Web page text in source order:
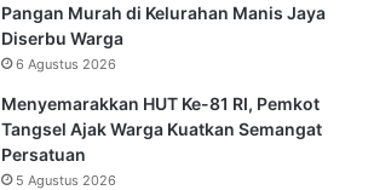
Pangan Murah di Kelurahan Manis Jaya
Diserbu Warga
6 Agustus 2026
Menyemarakkan HUT Ke-81 RI, Pemkot
Tangsel Ajak Warga Kuatkan Semangat
Persatuan
5 Agustus 2026